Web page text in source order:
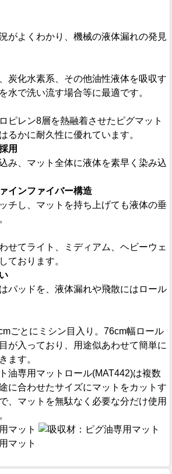
がよくわかり、機械の液体漏れの発見
炭化水素系、その他油性液体を吸収す
水で洗い流す場合等に最適です。
ピレン8層を熱融着させたピグマット
るかに耐久性に優れています。
用
み、マット全体に液体を素早く染み込
インファイバー構造
チし、マットを持ち上げても液体の垂
せてライト、ミディアム、ヘビーウェ
ております。
パッドを、液体漏れや飛散にはロール
ごとにミシン目入り。76cm幅ロール
が入っており、用途似あわせて簡単に
ます。
油専用マットロール(MAT442)は複数
に合わせたサイズにマットをカットす
、マットを無駄なく必要な分だけ使用